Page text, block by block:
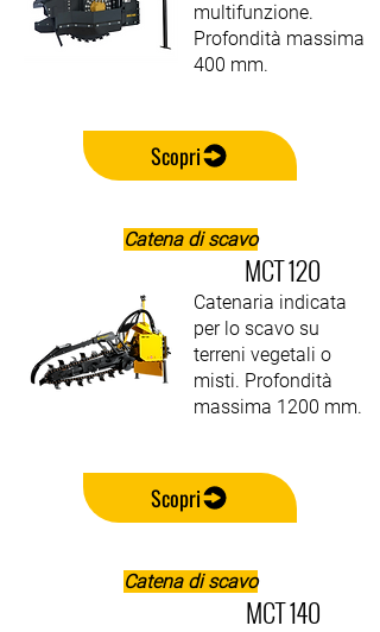
multifunzione.
Profondità massima
400 mm.
Scopri
Catena di scavo
MCT 120
Catenaria indicata
per lo scavo su
terreni vegetali o
misti. Profondità
massima 1200 mm.
Scopri
Catena di scavo
MCT 140